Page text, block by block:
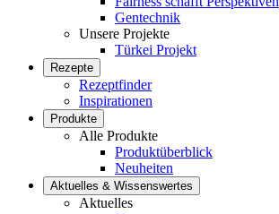
Gentechnik
Unsere Projekte
Türkei Projekt
Rezepte
Rezeptfinder
Inspirationen
Produkte
Alle Produkte
Produktüberblick
Neuheiten
Aktuelles & Wissenswertes
Aktuelles